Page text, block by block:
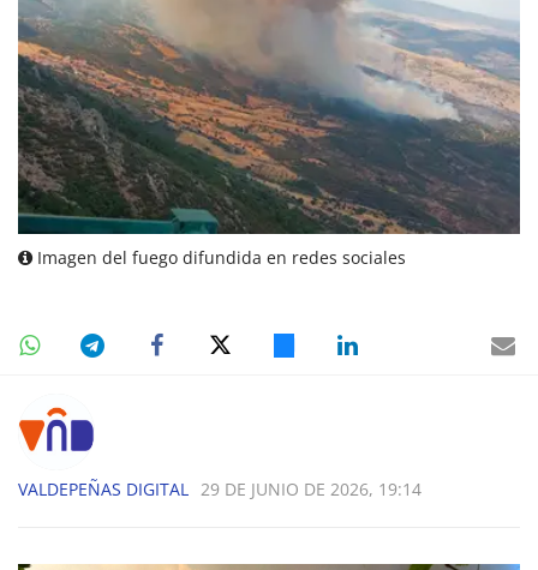
Imagen del fuego difundida en redes sociales
VALDEPEÑAS DIGITAL 29 DE JUNIO DE 2026, 19:14